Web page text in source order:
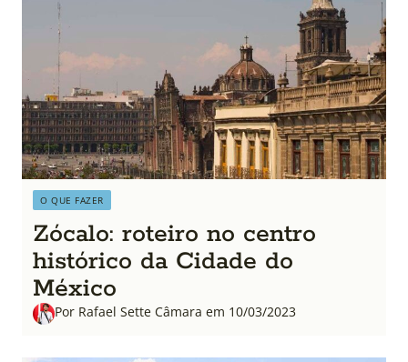
O QUE FAZER
Zócalo: roteiro no centro
histórico da Cidade do
México
Por Rafael Sette Câmara em 10/03/2023